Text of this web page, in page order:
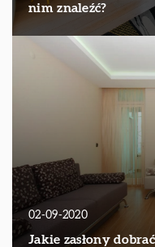
nim znaleźć?
02-09-2020
Jakie zasłony